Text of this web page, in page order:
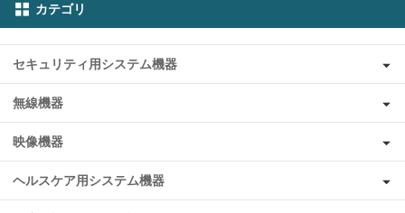
カテゴリ
セキュリティ用システム機器
無線機器
映像機器
ヘルスケア用システム機器